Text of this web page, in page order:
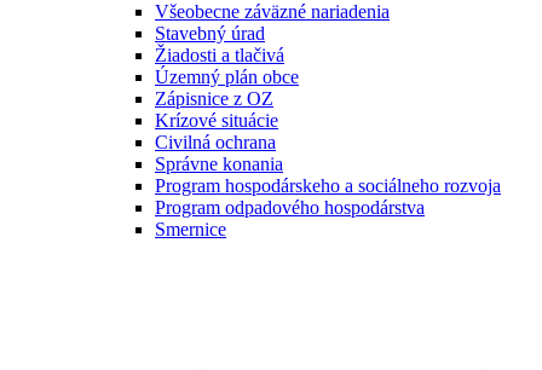
Všeobecne záväzné nariadenia
Stavebný úrad
Žiadosti a tlačivá
Územný plán obce
Zápisnice z OZ
Krízové situácie
Civilná ochrana
Správne konania
Program hospodárskeho a sociálneho rozvoja
Program odpadového hospodárstva
Smernice